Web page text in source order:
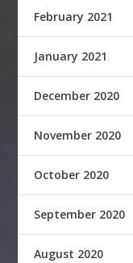
February 2021
January 2021
December 2020
November 2020
October 2020
September 2020
August 2020